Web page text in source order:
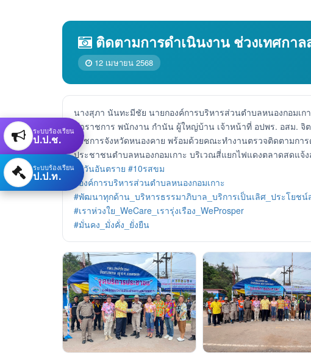
ติดตามการดำเนินงาน ช่วงเทศกาล
12 เมษายน 2568
นางสุภา นันทะมีชัย นายกองค์การบริหารส่วนตำบลหนองกอมเ
ข้าราชการ พนักงาน กำนัน ผู้ใหญ่บ้าน เจ้าหน้าที่ อปพร. อสม.
ราชการจังหวัดหนองคาย พร้อมด้วยคณะทำงานตรวจติดตามก
ประชาชนตำบลหนองกอมเกาะ บริเวณสี่แยกไฟแดงตลาดสดแจ้
#7วันอันตราย #10รสขม
#องค์การบริหารส่วนตำบลหนองกอมเกาะ
#พัฒนาทุกด้าน_บริหารธรรมาภิบาล_บริการเป็นเลิศ_ประโยช
#เราห่วงใย_WeCare_เรารุ่งเรือง_WeProsper
#มั่นคง_มั่งคั่ง_ยั่งยืน
ระบบร้องเรียน
ป.ป.ช.
ระบบร้องเรียน
ป.ป.ท.